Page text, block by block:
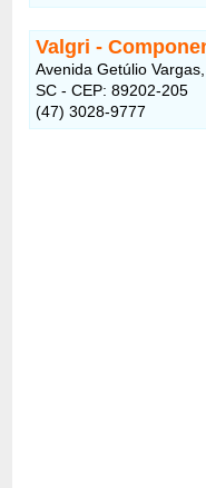
Valgri -
Avenida Getúlio
SC - CEP: 89202-205
(47) 3028-9777